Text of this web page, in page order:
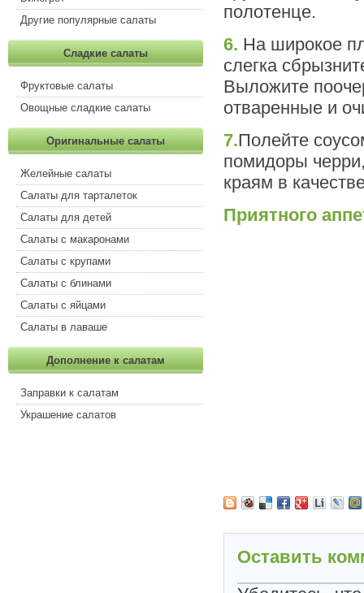
Другие популярные салаты
Сладкие салаты
Фруктовые салаты
Овощные сладкие салаты
Оригинальные салаты
Желейные салаты
Салаты для тарталеток
Салаты для детей
Салаты с макаронами
Салаты с крупами
Салаты с блинами
Салаты с яйцами
Салаты в лаваше
Дополнение к салатам
Заправки к салатам
Украшение салатов
полотенце.
6. На широкое
слегка
Выложите
отваренные и
7.Полейте
помидоры
краям в
Приятного
Оставить